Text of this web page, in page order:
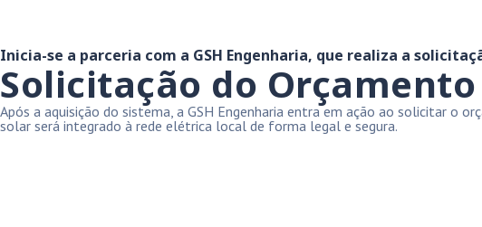
Inicia-se a parceria com a GSH Engenharia, que realiza a
Solicitação do Orçamento
Após a aquisição do sistema, a GSH Engenharia entra em ação ao solicitar o
solar será integrado à rede elétrica local de forma legal e segura.